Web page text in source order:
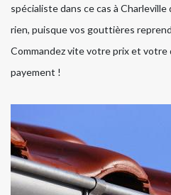
spécialiste dans ce cas à
rien, puisque vos gouttières
Commandez vite votre prix et votre
payement !